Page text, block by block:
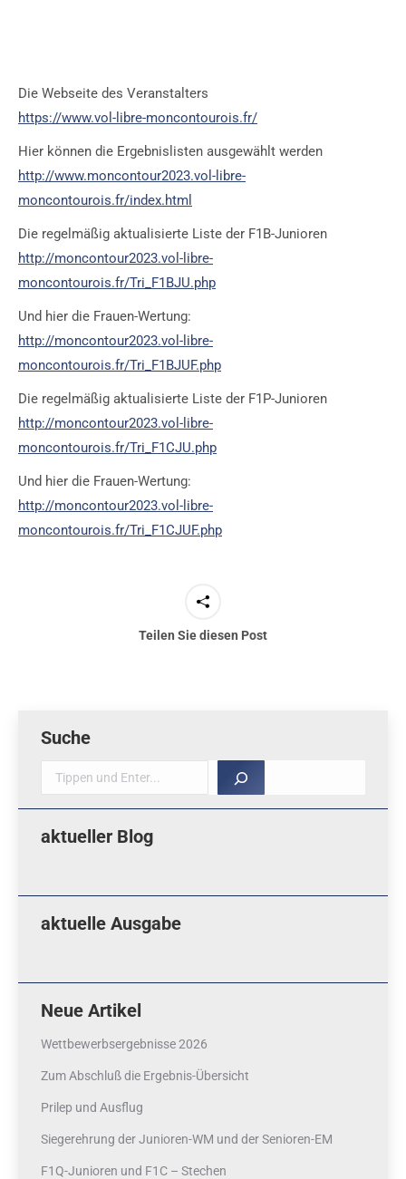
Die Webseite des Veranstalters
https://www.vol-libre-moncontourois.fr/
Hier können die Ergebnislisten ausgewählt werden
http://www.moncontour2023.vol-libre-
moncontourois.fr/index.html
Die regelmäßig aktualisierte Liste der F1B-Junioren
http://moncontour2023.vol-libre-
moncontourois.fr/Tri_F1BJU.php
Und hier die Frauen-Wertung:
http://moncontour2023.vol-libre-
moncontourois.fr/Tri_F1BJUF.php
Die regelmäßig aktualisierte Liste der F1P-Junioren
http://moncontour2023.vol-libre-
moncontourois.fr/Tri_F1CJU.php
Und hier die Frauen-Wertung:
http://moncontour2023.vol-libre-
moncontourois.fr/Tri_F1CJUF.php
Teilen Sie diesen Post
Suche
Suche
aktueller Blog
aktuelle Ausgabe
Neue Artikel
Wettbewerbsergebnisse 2026
Zum Abschluß die Ergebnis-Übersicht
Prilep und Ausflug
Siegerehrung der Junioren-WM und der Senioren-EM
F1Q-Junioren und F1C – Stechen